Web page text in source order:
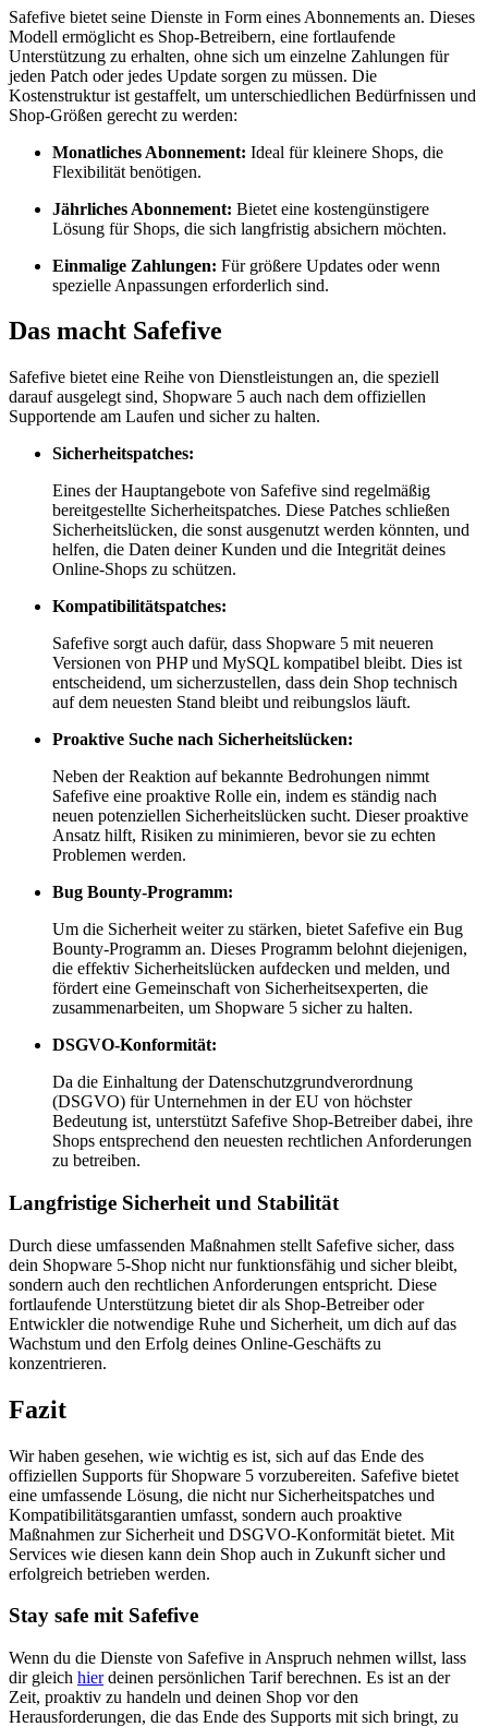
Safefive bietet seine Dienste in Form eines Abonnements an. Dieses
Modell ermöglicht es Shop-Betreibern, eine fortlaufende
Unterstützung zu erhalten, ohne sich um einzelne Zahlungen für
jeden Patch oder jedes Update sorgen zu müssen. Die
Kostenstruktur ist gestaffelt, um unterschiedlichen Bedürfnissen und
Shop-Größen gerecht zu werden:
Monatliches Abonnement: Ideal für kleinere Shops, die
Flexibilität benötigen.
Jährliches Abonnement: Bietet eine kostengünstigere
Lösung für Shops, die sich langfristig absichern möchten.
Einmalige Zahlungen: Für größere Updates oder wenn
spezielle Anpassungen erforderlich sind.
Das macht Safefive
Safefive bietet eine Reihe von Dienstleistungen an, die speziell
darauf ausgelegt sind, Shopware 5 auch nach dem offiziellen
Supportende am Laufen und sicher zu halten.
Sicherheitspatches:
Eines der Hauptangebote von Safefive sind regelmäßig
bereitgestellte Sicherheitspatches. Diese Patches schließen
Sicherheitslücken, die sonst ausgenutzt werden könnten, und
helfen, die Daten deiner Kunden und die Integrität deines
Online-Shops zu schützen.
Kompatibilitätspatches:
Safefive sorgt auch dafür, dass Shopware 5 mit neueren
Versionen von PHP und MySQL kompatibel bleibt. Dies ist
entscheidend, um sicherzustellen, dass dein Shop technisch
auf dem neuesten Stand bleibt und reibungslos läuft.
Proaktive Suche nach Sicherheitslücken:
Neben der Reaktion auf bekannte Bedrohungen nimmt
Safefive eine proaktive Rolle ein, indem es ständig nach
neuen potenziellen Sicherheitslücken sucht. Dieser proaktive
Ansatz hilft, Risiken zu minimieren, bevor sie zu echten
Problemen werden.
Bug Bounty-Programm:
Um die Sicherheit weiter zu stärken, bietet Safefive ein Bug
Bounty-Programm an. Dieses Programm belohnt diejenigen,
die effektiv Sicherheitslücken aufdecken und melden, und
fördert eine Gemeinschaft von Sicherheitsexperten, die
zusammenarbeiten, um Shopware 5 sicher zu halten.
DSGVO-Konformität:
Da die Einhaltung der Datenschutzgrundverordnung
(DSGVO) für Unternehmen in der EU von höchster
Bedeutung ist, unterstützt Safefive Shop-Betreiber dabei, ihre
Shops entsprechend den neuesten rechtlichen Anforderungen
zu betreiben.
Langfristige Sicherheit und Stabilität
Durch diese umfassenden Maßnahmen stellt Safefive sicher, dass
dein Shopware 5-Shop nicht nur funktionsfähig und sicher bleibt,
sondern auch den rechtlichen Anforderungen entspricht. Diese
fortlaufende Unterstützung bietet dir als Shop-Betreiber oder
Entwickler die notwendige Ruhe und Sicherheit, um dich auf das
Wachstum und den Erfolg deines Online-Geschäfts zu
konzentrieren.
Fazit
Wir haben gesehen, wie wichtig es ist, sich auf das Ende des
offiziellen Supports für Shopware 5 vorzubereiten. Safefive bietet
eine umfassende Lösung, die nicht nur Sicherheitspatches und
Kompatibilitätsgarantien umfasst, sondern auch proaktive
Maßnahmen zur Sicherheit und DSGVO-Konformität bietet. Mit
Services wie diesen kann dein Shop auch in Zukunft sicher und
erfolgreich betrieben werden.
Stay safe mit Safefive
Wenn du die Dienste von Safefive in Anspruch nehmen willst, lass
dir gleich hierdeinen persönlichen Tarif berechnen. Es ist an der
Zeit, proaktiv zu handeln und deinen Shop vor den
Herausforderungen, die das Ende des Supports mit sich bringt, zu